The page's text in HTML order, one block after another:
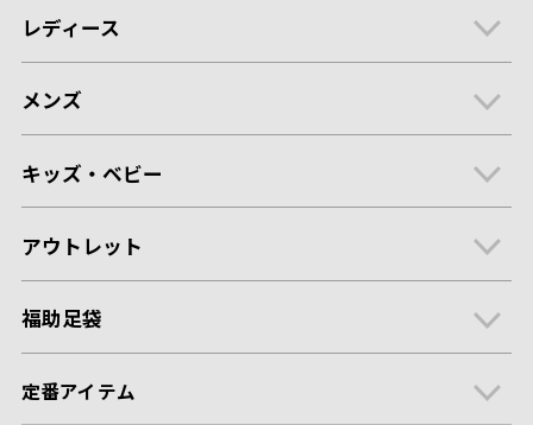
レディース
メンズ
キッズ・ベビー
アウトレット
福助足袋
定番アイテム